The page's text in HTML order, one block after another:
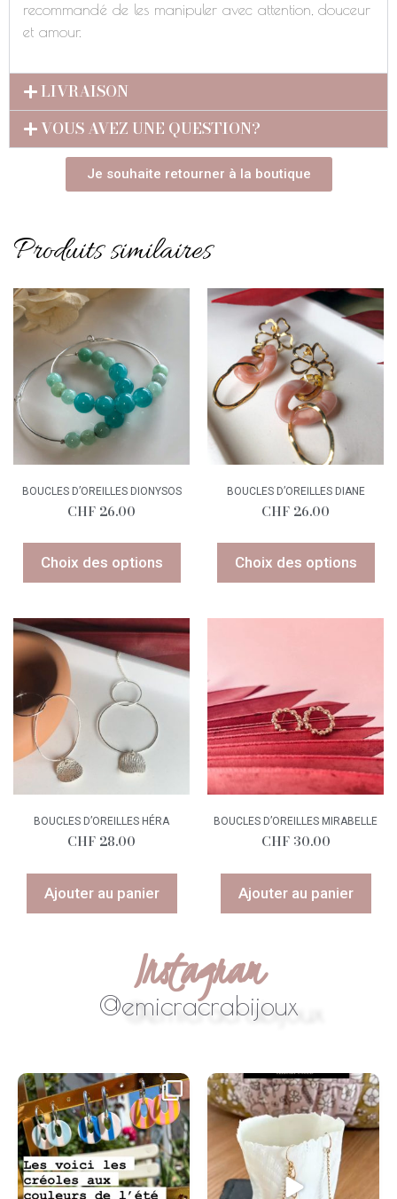
recommandé de les manipuler avec attention, douceur
et amour.
LIVRAISON
VOUS AVEZ UNE QUESTION?
Je souhaite retourner à la boutique
Produits similaires
BOUCLES D’OREILLES DIONYSOS
CHF 26.00
Choix des options
BOUCLES D’OREILLES DIANE
CHF 26.00
Choix des options
BOUCLES D’OREILLES HÉRA
CHF 28.00
Ajouter au panier
BOUCLES D’OREILLES MIRABELLE
CHF30.00
Ajouter au panier
Instagram
@emicracrabijoux
#swissmade...